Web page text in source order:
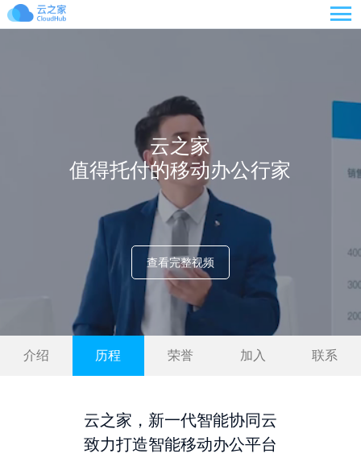

云之家
值得托付的移动办公行家
查看完整视频
介绍 历程 荣誉 加入 联系
云之家，新一代智能协同云
致力打造智能移动办公平台